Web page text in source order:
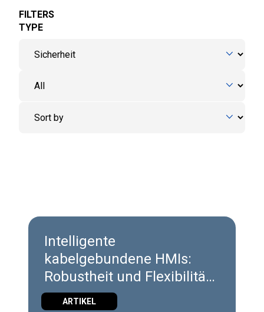
FILTERS
TYPE
Intelligente
kabelgebundene HMIs:
Robustheit und Flexibilität
vereint in X7 und X10
ARTIKEL